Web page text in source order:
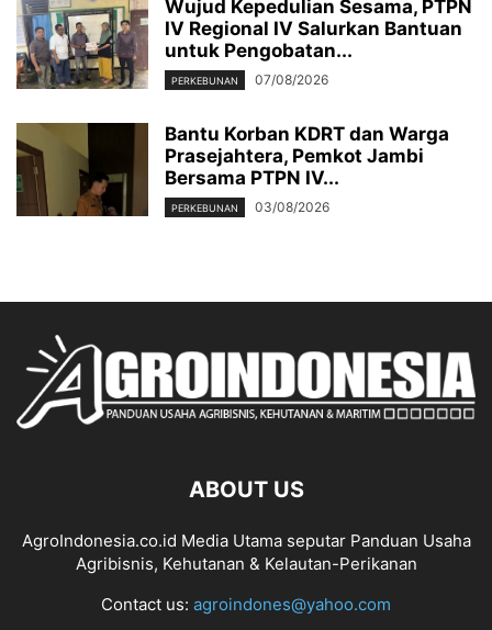
Wujud Kepedulian Sesama, PTPN
IV Regional IV Salurkan Bantuan
untuk Pengobatan...
PERKEBUNAN 07/08/2026
Bantu Korban KDRT dan Warga
Prasejahtera, Pemkot Jambi
Bersama PTPN IV...
PERKEBUNAN 03/08/2026
ABOUT US
AgroIndonesia.co.id Media Utama seputar Panduan Usaha
Agribisnis, Kehutanan & Kelautan-Perikanan
Contact us: agroindones@yahoo.com